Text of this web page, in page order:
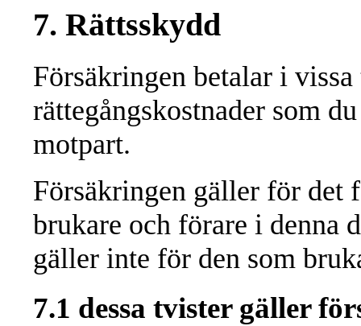
7. Rättsskydd
Försäkringen betalar i
rättegångskostnader som
motpart.
Försäkringen gäller för det
brukare och förare i denna
gäller inte för den som
7.1 dessa tvister gäller